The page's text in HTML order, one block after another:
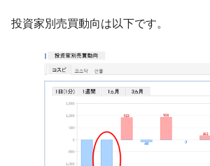
ドを掲げる「在韓反米勢力」
ータセンター整備」⇒ だから無理だって
『Money1』
JPモルガン「韓国レバレ
ほぼ終わった」
『Money1』
韓国『国民年金公団』株
韓国政府「ニセＫ-ブラン
投資家別売買動向は以下です。